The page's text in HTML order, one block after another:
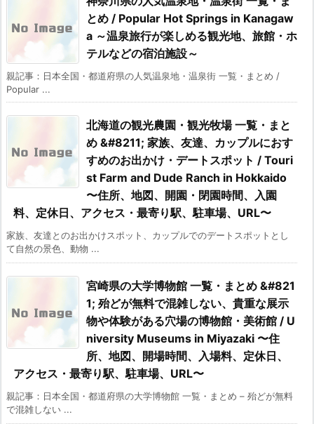
とめ / Popular Hot Springs in Kanagaw
a ～温泉旅行が楽しめる観光地、旅館・ホ
テルなどの宿泊施設～
親記事：日本全国・都道府県の人気温泉地・温泉街 一覧・まとめ /
Popular ...
北海道の観光農園・観光牧場 一覧・まと
め &#8211; 家族、友達、カップルにおす
すめのお出かけ・デートスポット / Touri
st Farm and Dude Ranch in Hokkaido
〜住所、地図、開園・閉園時間、入園
料、定休日、アクセス・最寄り駅、駐車場、URL〜
家族、友達とのお出かけスポット、カップルでのデートスポットとし
て自然の景色、動物 ...
宮崎県の大学博物館 一覧・まとめ &#821
1; 殆どが無料で混雑しない、貴重な展示
物や体験がある穴場の博物館・美術館 / U
niversity Museums in Miyazaki 〜住
所、地図、開場時間、入場料、定休日、
アクセス・最寄り駅、駐車場、URL〜
親記事：日本全国・都道府県の大学博物館 一覧・まとめ – 殆どが無料
で混雑しない ...